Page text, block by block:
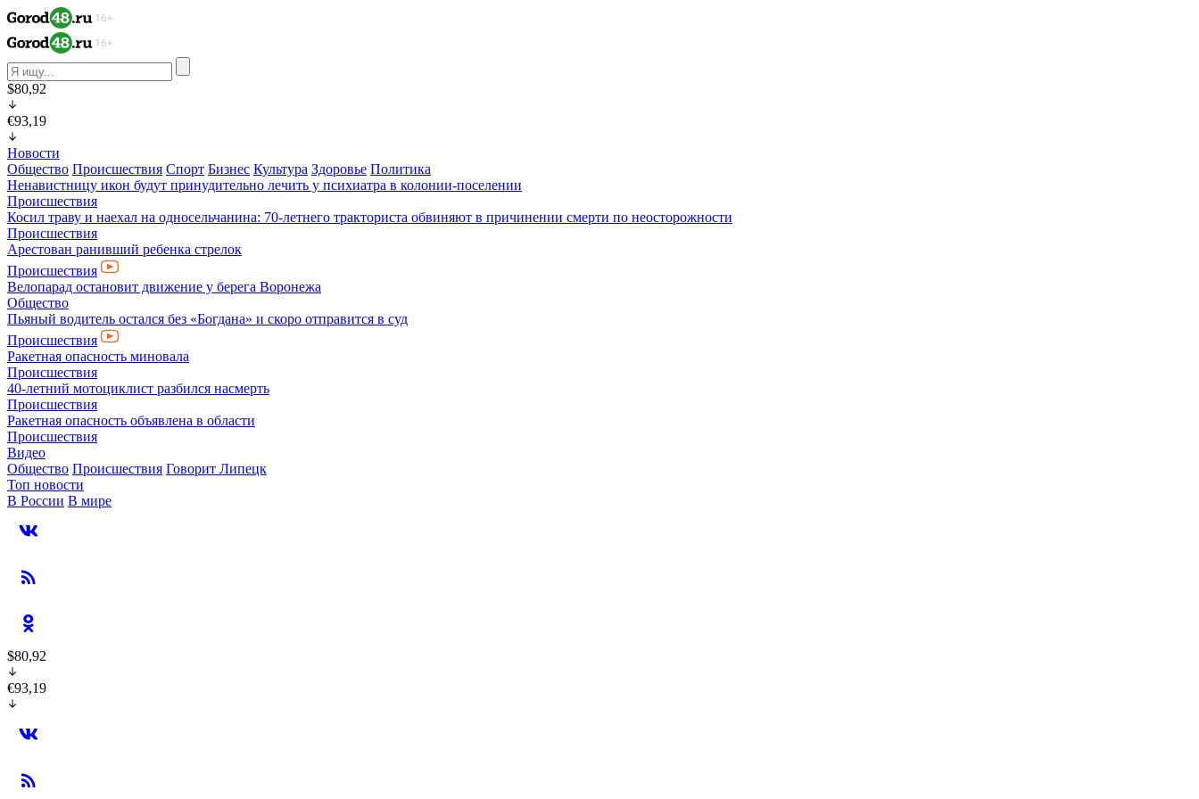
$80,92
€93,19
Новости
Общество Происшествия Спорт Бизнес Культура Здоровье Политика
Ненавистницу икон будут принудительно лечить у психиатра в колонии-поселении
Происшествия
Косил траву и наехал на односельчанина: 70-летнего тракториста обвиняют в причинении смерти по неосторожности
Происшествия
Арестован ранивший ребенка стрелок
Происшествия
Велопарад остановит движение у берега Воронежа
Общество
Пьяный водитель остался без «Богдана» и скоро отправится в суд
Происшествия
Ракетная опасность миновала
Происшествия
40-летний мотоциклист разбился насмерть
Происшествия
Ракетная опасность объявлена в области
Происшествия
Видео
Общество Происшествия Говорит Липецк
Топ новости
В России В мире
$80,92
€93,19